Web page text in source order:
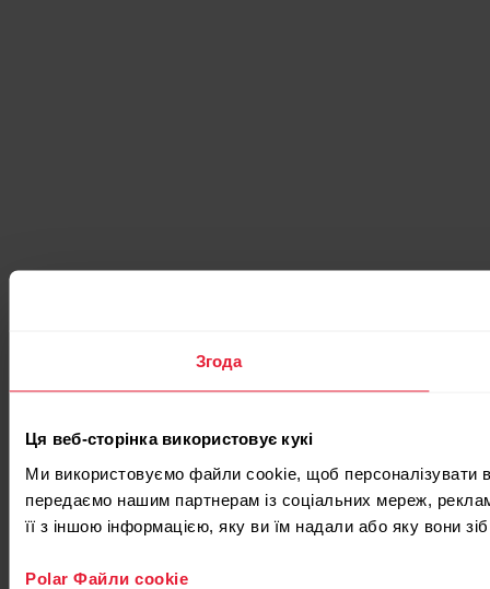
Згода
Ця веб-сторінка використовує кукі
Ми використовуємо файли cookie, щоб персоналізувати
передаємо нашим партнерам із соціальних мереж,
її з іншою інформацією, яку ви їм надали або яку вони
Polar Файли cookie